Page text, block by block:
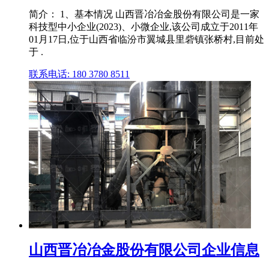
简介： 1、基本情况 山西晋冶冶金股份有限公司是一家
科技型中小企业(2023)、小微企业,该公司成立于2011年
01月17日,位于山西省临汾市翼城县里砦镇张桥村,目前处
于 .
联系电话: 180 3780 8511
山西晋冶冶金股份有限公司企业信息